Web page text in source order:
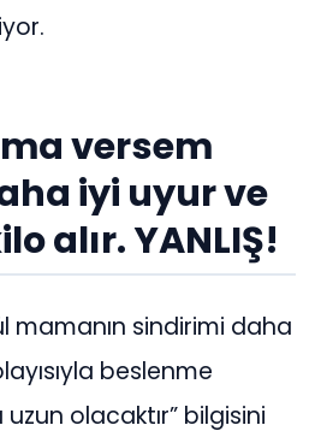
versem
iyi uyur ve
alır. YANLIŞ!
mamanın sindirimi daha
beslenme
uzun olacaktır” bilgisini